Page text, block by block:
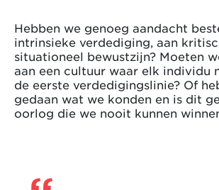
Hebben we genoeg aandacht
intrinsieke verdediging, aan
situationeel bewustzijn? Moeten
aan een cultuur waar elk individu
de eerste verdedigingslinie? Of
gedaan wat we konden en is dit
oorlog die we nooit kunnen